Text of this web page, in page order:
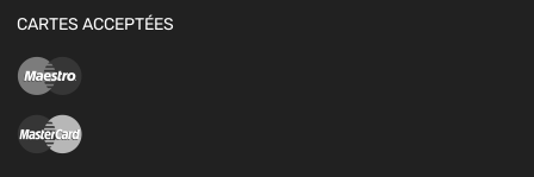
CARTES ACCEPTÉES